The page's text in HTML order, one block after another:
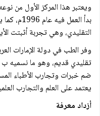
ويعتبر هذا المركز الأول من
بدأ العمل
التقليدي، وهي تجربة أثبتت
وفر الطب في دولة الإمارات
تقليدي قديم، وهو ما نسميه
ضم خبرات وتجارب الأطباء
يعتمد على العلم والتجارب
أزداد معرفة